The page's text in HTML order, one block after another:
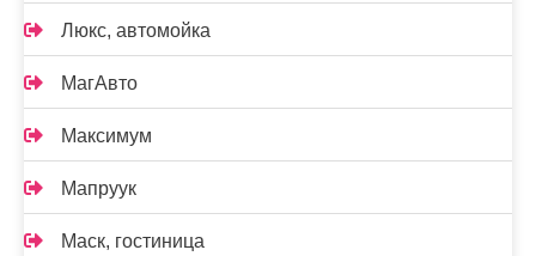
Люкс, автомойка
МагАвто
Максимум
Мапруук
Маск, гостиница